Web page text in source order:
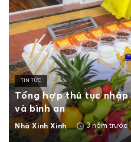
TIN TỨC
Nhà Xinh Xinh 3 năm trước
Tổng hợp thủ tục nhập
và bình an